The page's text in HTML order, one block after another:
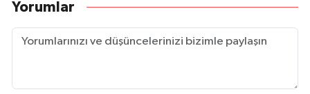
Yorumlar